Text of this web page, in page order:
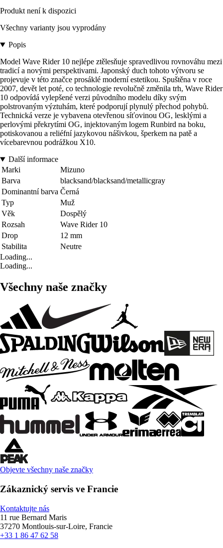
Produkt není k dispozici
Všechny varianty jsou vyprodány
Popis
Model Wave Rider 10 nejlépe ztělesňuje spravedlivou rovnováhu mezi
tradicí a novými perspektivami. Japonský duch tohoto výtvoru se
projevuje v této značce prosáklé moderní estetikou. Spuštěna v roce
2007, devět let poté, co technologie revolučně změnila trh, Wave Rider
10 odpovídá vylepšené verzi původního modelu díky svým
polstrovaným výztuhám, které podporují plynulý přechod pohybů.
Technická verze je vybavena otevřenou síťovinou OG, lesklými a
perlovými překrytími OG, injektovaným logem Runbird na boku,
potiskovanou a reliéfní jazykovou nášivkou, šperkem na patě a
vícebarevnou podrážkou X10.
Další informace
Marki
Mizuno
Barva
blacksand/blacksand/metallicgray
Dominantní barva Černá
Typ
Muž
Věk
Dospělý
Rozsah
Wave Rider 10
Drop
12 mm
Stabilita
Neutre
Loading...
Loading...
Všechny naše značky
Objevte všechny naše značky
Zákaznický servis ve Francie
Kontaktujte nás
11 rue Bernard Maris
37270 Montlouis-sur-Loire, Francie
+33 1 86 47 62 58